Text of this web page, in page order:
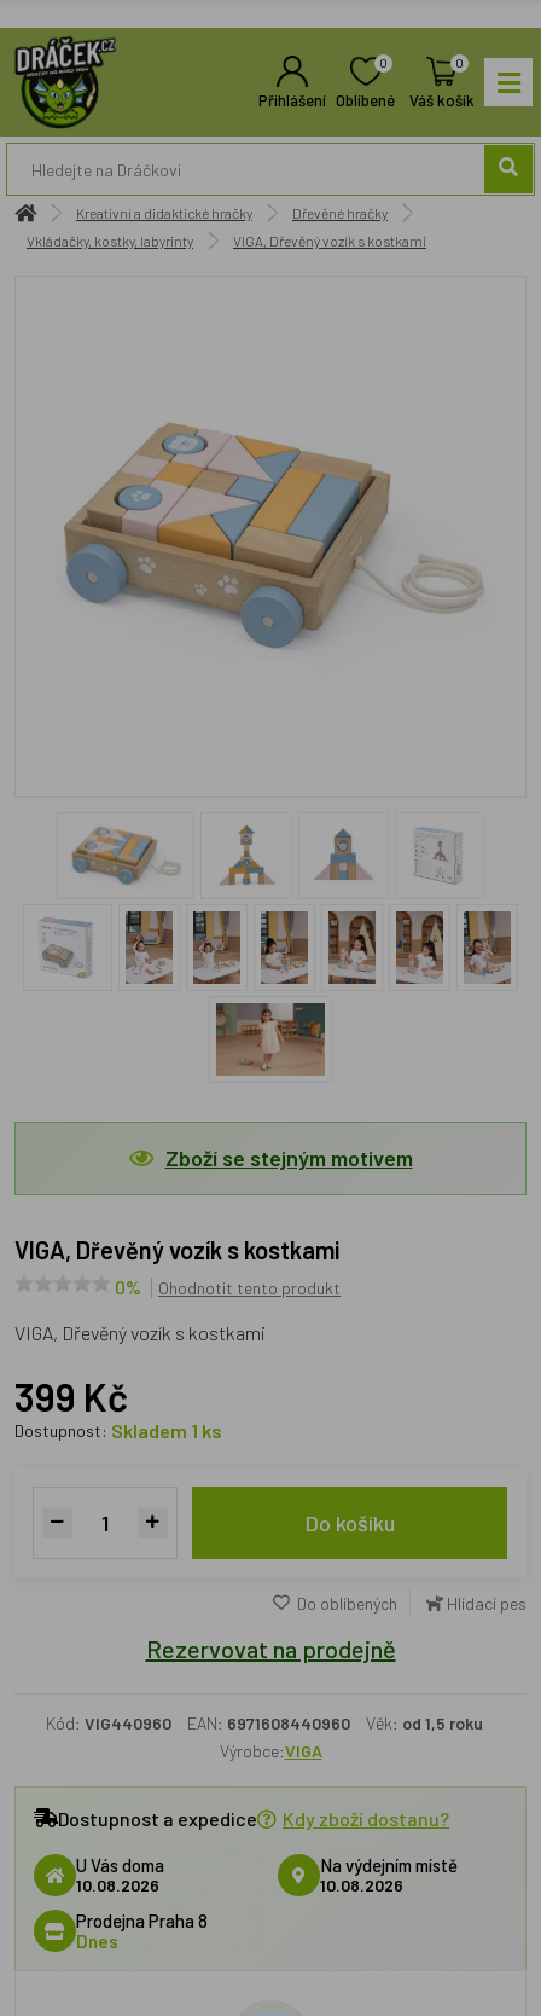
Přihlášení
0
Oblíbené
0
Váš košík
Kreativní a didaktické hračky
Dřevěné hračky
Vkládačky, kostky, labyrinty
VIGA, Dřevěný vozík s kostkami
Zboží se stejným motivem
VIGA, Dřevěný vozík s kostkami
0% Ohodnotit tento produkt
VIGA, Dřevěný vozík s kostkami
399 Kč
Dostupnost: Skladem 1 ks
Do košíku
Do oblíbených Hlídací pes
Rezervovat na prodejně
Kód: VIG440960 EAN: 6971608440960 Věk: od 1,5 roku
Výrobce:VIGA
Dostupnost a expedice Kdy zboží dostanu?
U Vás doma
10.08.2026
Na výdejním místě
10.08.2026
Prodejna Praha 8
Dnes